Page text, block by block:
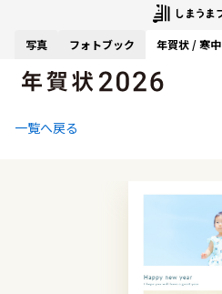
写真 フォトブック 年賀状 / 寒中
一覧へ戻る